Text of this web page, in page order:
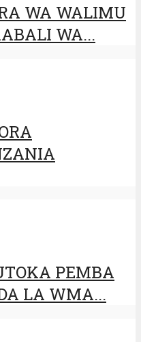
WA WALIMU
WA...
PEMBA
LA WMA...